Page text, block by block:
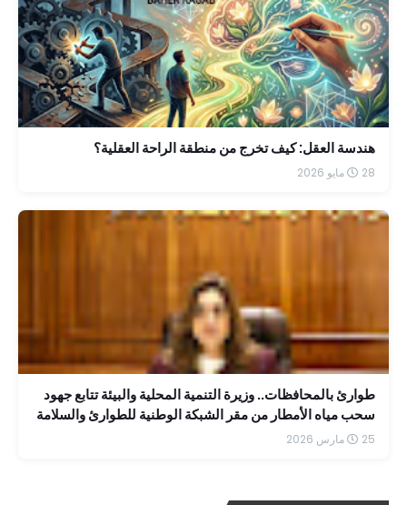
هندسة العقل: كيف تخرج من منطقة الراحة العقلية؟
28 مايو 2026
طوارئ بالمحافظات.. وزيرة التنمية المحلية والبيئة تتابع جهود
سحب مياه الأمطار من مقر الشبكة الوطنية للطوارئ والسلامة
25 مارس 2026